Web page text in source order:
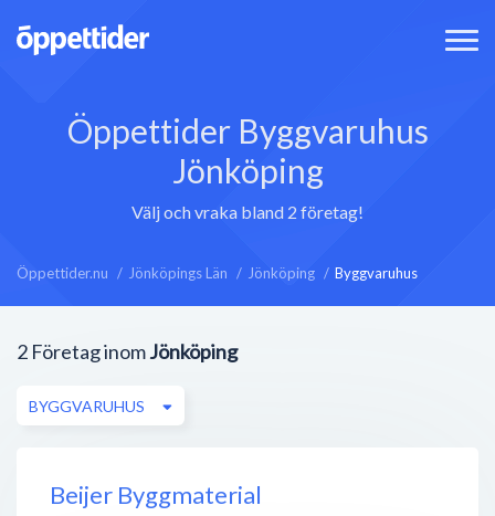
Öppettider Byggvaruhus
Jönköping
Välj och vraka bland 2 företag!
Öppettider.nu Jönköpings Län Jönköping Byggvaruhus
2 Företag inomJönköping
BYGGVARUHUS
Beijer Byggmaterial